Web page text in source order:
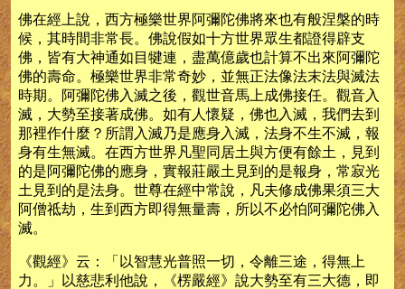
佛在經上說，西方極樂世界阿彌陀佛將來也有般涅槃的時
候，其時間非常長。佛說假如十方世界眾生都證得辟支
佛，皆有大神通如目犍連，盡萬億歲也計算不出來阿彌陀
佛的壽命。極樂世界非常奇妙，並無正法像法末法與滅法
時期。阿彌陀佛入滅之後，觀世音馬上成佛接任。觀音入
滅，大勢至接著成佛。如有人懷疑，佛也入滅，我們去到
那裡作什麼？所謂入滅乃是應身入滅，法身不生不滅，報
身有生無滅。在西方世界凡聖同居土與方便有餘土，見到
的是阿彌陀佛的應身，實報莊嚴土見到的是報身，常寂光
土見到的是法身。世尊在經中常說，凡夫修成佛果須三大
阿僧祗劫，生到西方即得無量壽，所以不必怕阿彌陀佛入
滅。
《觀經》云：「以智慧光普照一切，令離三途，得無上
力。」以慈悲利他說，《楞嚴經》說大勢至有三大德，即